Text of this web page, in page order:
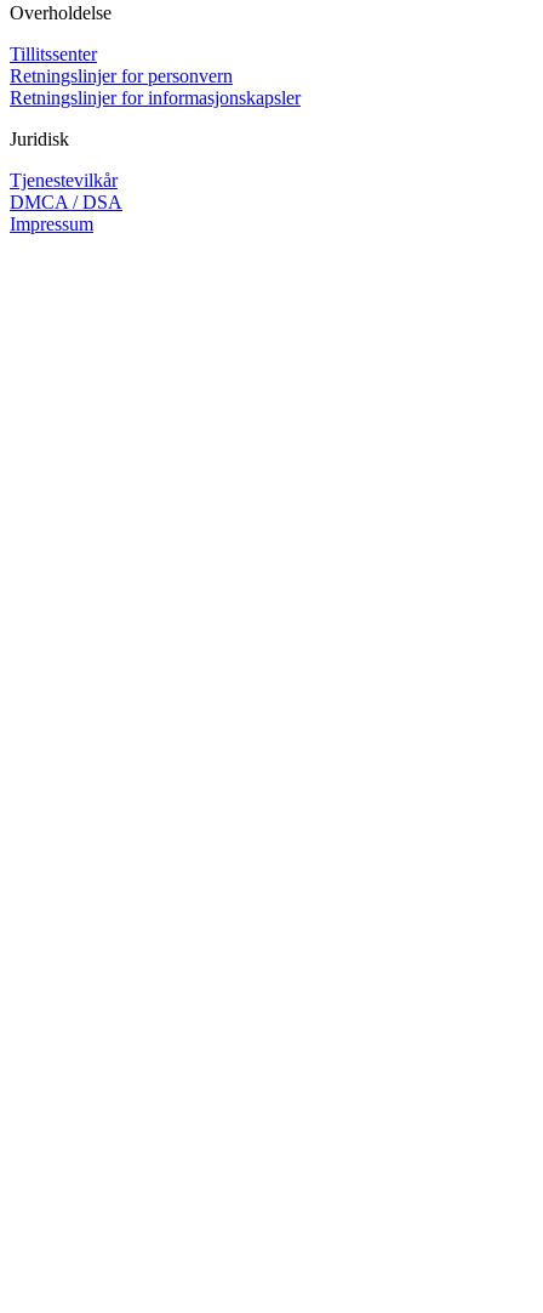
Overholdelse
Tillitssenter
Retningslinjer for personvern
Retningslinjer for informasjonskapsler
Juridisk
Tjenestevilkår
DMCA / DSA
Impressum